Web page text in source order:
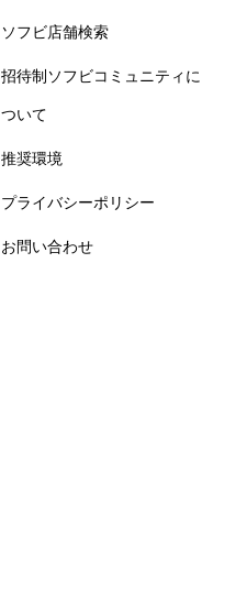
ソフビ店舗検索
招待制ソフビコミュニティに
ついて
推奨環境
プライバシーポリシー
お問い合わせ